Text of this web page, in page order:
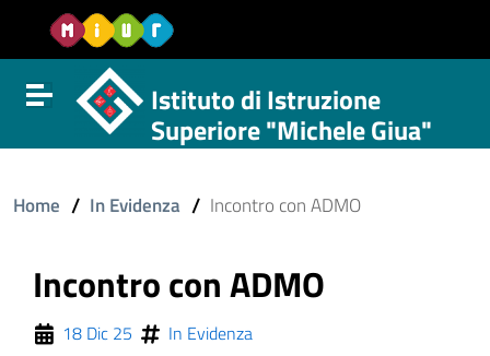
Vai al contenuto
Vail al menu di navigazione
Vai al footer
Attiva disattiva la navigazione
Istituto di Istruzione
Superiore "Michele Giua"
Home / In Evidenza / Incontro con ADMO
Incontro con ADMO
18 Dic 25 In Evidenza